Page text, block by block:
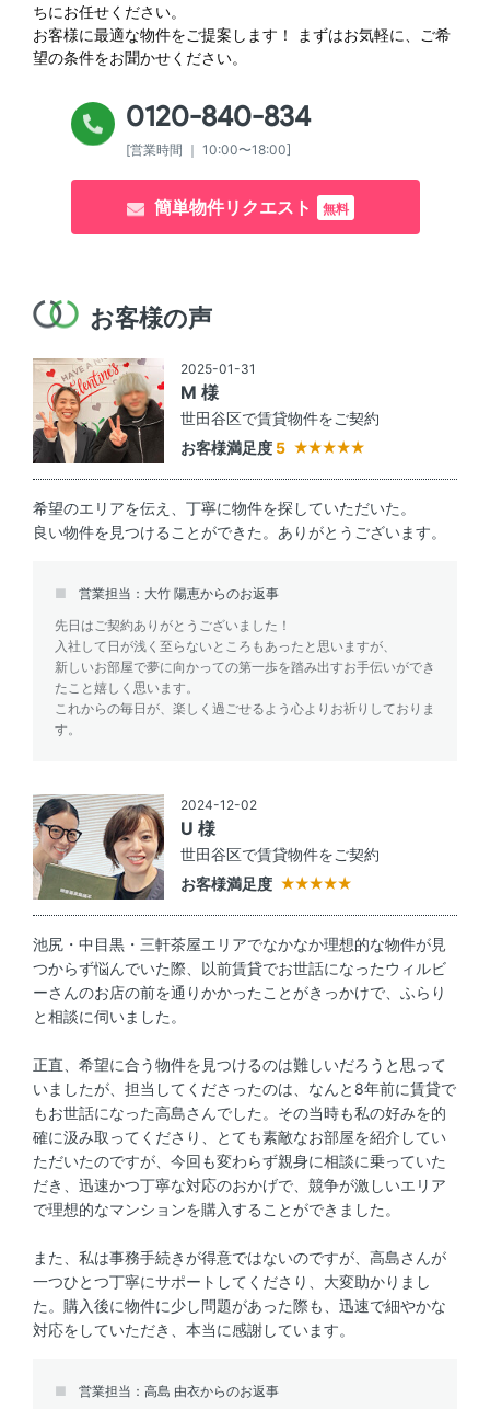
ちにお任せください。
お客様に最適な物件をご提案します！
まずはお気軽に、ご希
望の条件をお聞かせください。
0120-840-834
[営業時間 ｜ 10:00〜18:00]
簡単物件リクエスト 無料
お客様の声
2025-01-31
M 様
世田谷区で賃貸物件をご契約
お客様満足度 5
希望のエリアを伝え、丁寧に物件を探していただいた。
良い物件を見つけることができた。ありがとうございます。
営業担当：大竹 陽恵からのお返事
先日はご契約ありがとうございました！
入社して日が浅く至らないところもあったと思いますが、
新しいお部屋で夢に向かっての第一歩を踏み出すお手伝いができ
たこと嬉しく思います。
これからの毎日が、楽しく過ごせるよう心よりお祈りしておりま
す。
2024-12-02
U 様
世田谷区で賃貸物件をご契約
お客様満足度
池尻・中目黒・三軒茶屋エリアでなかなか理想的な物件が見
つからず悩んでいた際、以前賃貸でお世話になったウィルビ
ーさんのお店の前を通りかかったことがきっかけで、ふらり
と相談に伺いました。
正直、希望に合う物件を見つけるのは難しいだろうと思って
いましたが、担当してくださったのは、なんと8年前に賃貸で
もお世話になった高島さんでした。その当時も私の好みを的
確に汲み取ってくださり、とても素敵なお部屋を紹介してい
ただいたのですが、今回も変わらず親身に相談に乗っていた
だき、迅速かつ丁寧な対応のおかげで、競争が激しいエリア
で理想的なマンションを購入することができました。
また、私は事務手続きが得意ではないのですが、高島さんが
一つひとつ丁寧にサポートしてくださり、大変助かりまし
た。購入後に物件に少し問題があった際も、迅速で細やかな
対応をしていただき、本当に感謝しています。
営業担当：高島 由衣からのお返事